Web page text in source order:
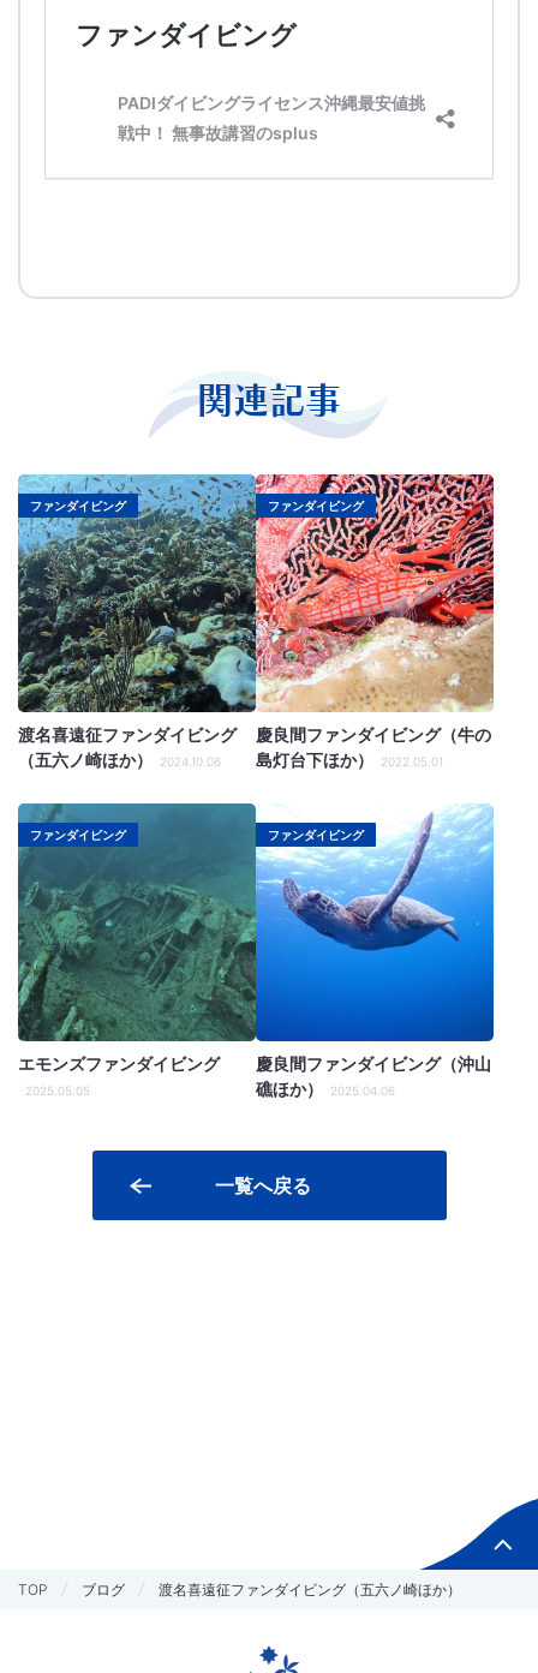
関連記事
ファンダイビング
渡名喜遠征ファンダイビング
（五六ノ崎ほか）
2024.10.06
ファンダイビング
慶良間ファンダイビング（牛の
島灯台下ほか）
2022.05.01
ファンダイビング
エモンズファンダイビング
2025.05.05
ファンダイビング
慶良間ファンダイビング（沖山
礁ほか）
2025.04.06
一覧へ戻る
TOP ブログ 渡名喜遠征ファンダイビング（五六ノ崎ほか）